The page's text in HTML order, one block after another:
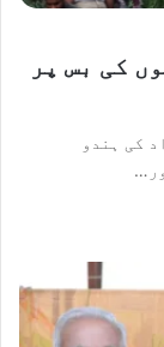
کی بس پر
کی ہندو